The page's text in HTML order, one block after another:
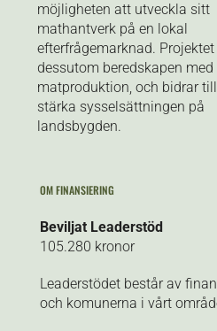
möjligheten att utveckla sitt
mathantverk på en lokal
efterfrågemarknad.
dessutom beredskapen med
matproduktion, och bidrar
stärka sysselsättningen på
landsbygden.
OM FINANSIERING
Beviljat Leaderstöd
105.280 kronor
Leaderstödet består av
och komunerna i vårt